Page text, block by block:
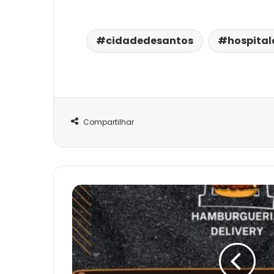
cidadedesantos
Compartilhar
Bruguer
delivery